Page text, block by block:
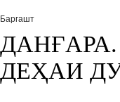
Баргашт
ДЕҲАИ